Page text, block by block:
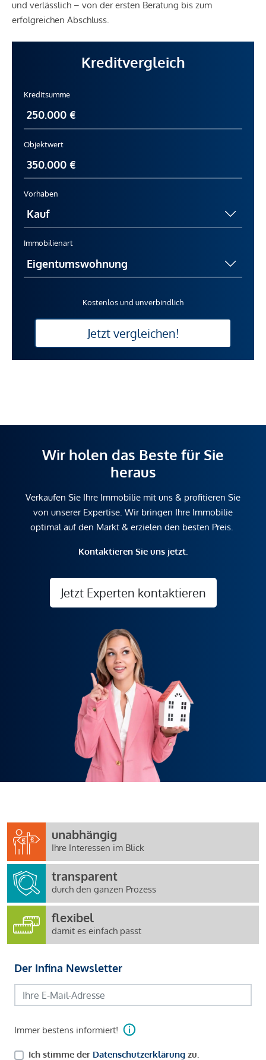
und verlässlich – von der ersten Beratung bis zum
erfolgreichen Abschluss.
Kreditvergleich
Kreditsumme
Objektwert
Vorhaben
Immobilienart
Kostenlos und unverbindlich
Jetzt vergleichen!
Wir holen das Beste für Sie
heraus
Verkaufen Sie Ihre Immobilie mit uns & profitieren Sie
von unserer Expertise. Wir bringen Ihre Immobilie
optimal auf den Markt & erzielen den besten Preis.
Kontaktieren Sie uns jetzt.
Jetzt Experten kontaktieren
unabhängig
Ihre Interessen im Blick
transparent
durch den ganzen Prozess
flexibel
damit es einfach passt
Der Infina Newsletter
Immer bestens informiert!
Ich stimme der Datenschutzerklärung zu.